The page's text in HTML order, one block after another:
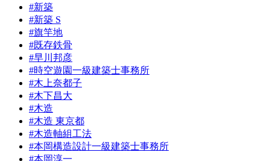
#新築
#新築 S
#旗竿地
#既存鉄骨
#早川邦彦
#時空遊園一級建築士事務所
#木上奈都子
#木下昌大
#木造
#木造 東京都
#木造軸組工法
#本岡構造設計一級建築士事務所
#本岡淳一